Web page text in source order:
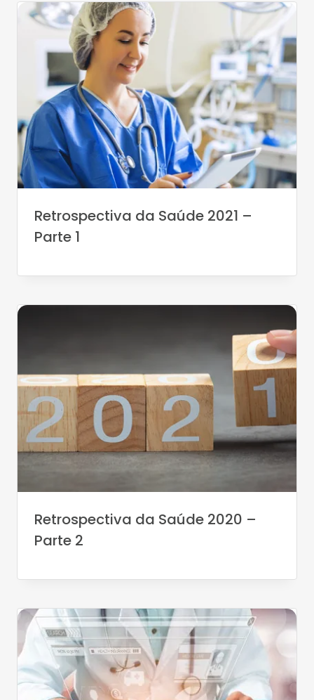
Retrospectiva da Saúde 2021 –
Parte 1
Retrospectiva da Saúde 2020 –
Parte 2